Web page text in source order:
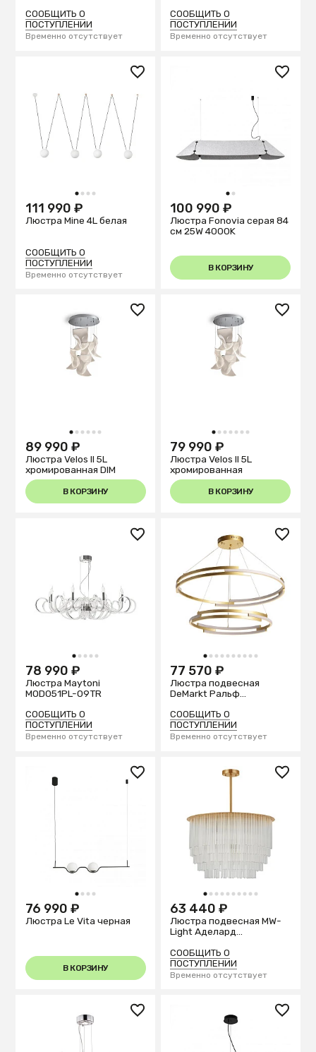
СООБЩИТЬ О
ПОСТУПЛЕНИИ
Временно отсутствует
СООБЩИТЬ О
ПОСТУПЛЕНИИ
Временно отсутствует
1 2 3 4
111 990 ₽
Люстра Mine 4L белая
СООБЩИТЬ О
ПОСТУПЛЕНИИ
Временно отсутствует
1 2
100 990 ₽
Люстра Fonovia серая 84
см 25W 4000K
В КОРЗИНУ
1 2 3 4 5 6
89 990 ₽
Люстра Velos II 5L
хромированная DIM
В КОРЗИНУ
1 2 3 4 5 6 7
79 990 ₽
Люстра Velos II 5L
хромированная
В КОРЗИНУ
1 2 3 4 5
78 990 ₽
Люстра Maytoni
MOD051PL-09TR
СООБЩИТЬ О
ПОСТУПЛЕНИИ
Временно отсутствует
1 2 3 4 5 6 7 8 9 10
77 570 ₽
Люстра подвесная
DeMarkt Ральф
СООБЩИТЬ О
ПОСТУПЛЕНИИ
Временно отсутствует
1 2 3 4
76 990 ₽
Люстра Le Vita черная
В КОРЗИНУ
1 2 3 4 5 6 7 8 9 10
63 440 ₽
Люстра подвесная MW-
Light Аделард
СООБЩИТЬ О
ПОСТУПЛЕНИИ
Временно отсутствует